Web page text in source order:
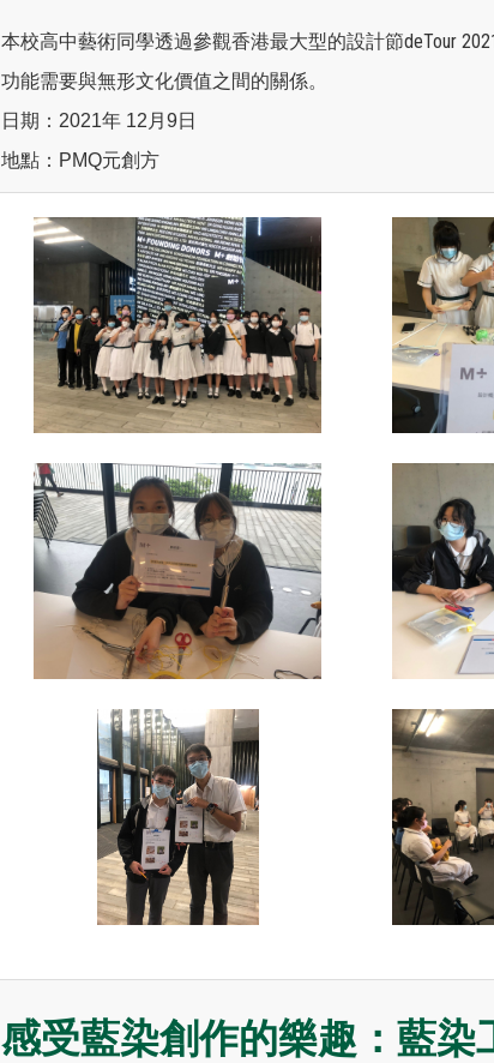
本校高中藝術同學透過參觀香港最大型的設計節deTour
功能需要與無形文化價值之間的關係。
日期：2021年 12月9日
地點：PMQ元創方
感受藍染創作的樂趣：藍染